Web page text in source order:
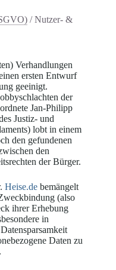
/Nutzer- &
Verhandlungen
ersten Entwurf
geeinigt.
der
Jan-Philipp
Justiz- und
lobt in einem
den gefundenen
den
der Bürger.
Heise.de bemängelt
(also
ihrer Erhebung
in
Daten zu